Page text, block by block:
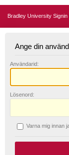
Bradley University
Ange din
Användarid:
L ösenord:
Varna mig innan